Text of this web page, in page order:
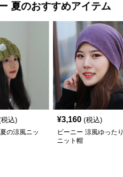
夏のおすすめアイテム
込)
の涼風ニッ
¥3,160 (税込)
ビーニー 涼風ゆったり
ニット帽